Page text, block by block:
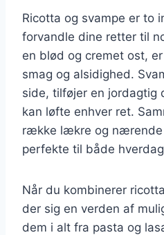
Ricotta og svampe er to
forvandle dine retter til
en blød og cremet ost,
smag og alsidighed.
side, tilføjer en jordagtig
kan løfte enhver ret.
række lækre og nærende
perfekte til både
Når du kombinerer
der sig en verden af
dem i alt fra pasta og